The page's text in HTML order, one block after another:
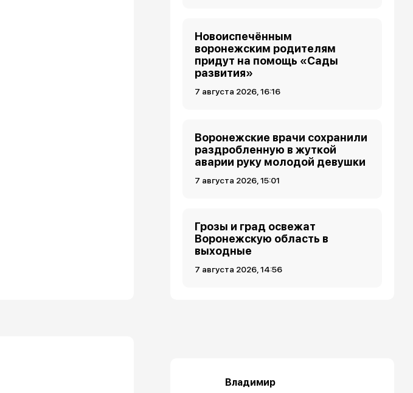
Новоиспечённым
воронежским родителям
придут на помощь «Сады
развития»
7 августа 2026, 16:16
Воронежские врачи сохранили
раздробленную в жуткой
аварии руку молодой девушки
7 августа 2026, 15:01
Грозы и град освежат
Воронежскую область в
выходные
7 августа 2026, 14:56
Владимир